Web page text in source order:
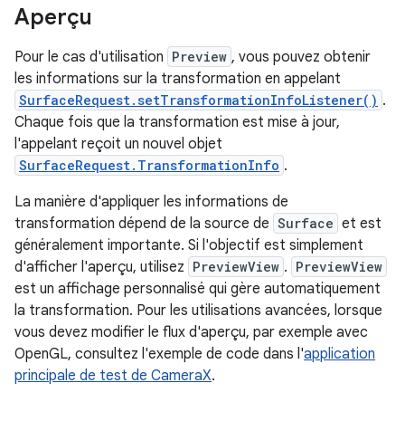
Aperçu
Pour le cas d'utilisation Preview , vous pouvez obtenir
les informations sur la transformation en appelant
SurfaceRequest.setTransformationInfoListener() .
Chaque fois que la transformation est mise à jour,
l'appelant reçoit un nouvel objet
SurfaceRequest.TransformationInfo .
La manière d'appliquer les informations de
transformation dépend de la source de Surface et est
généralement importante. Si l'objectif est simplement
d'afficher l'aperçu, utilisez PreviewView . PreviewView
est un affichage personnalisé qui gère automatiquement
la transformation. Pour les utilisations avancées, lorsque
vous devez modifier le flux d'aperçu, par exemple avec
OpenGL, consultez l'exemple de code dans l'application
principale de test de CameraX.